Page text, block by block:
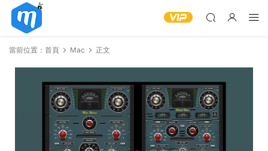
當前位置： 首頁 Mac 正文